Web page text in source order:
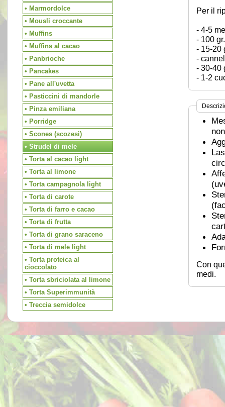
• Marmordolce
• Mousli croccante
• Muffins
• Muffins al cacao
• Panbrioche
• Pancakes
• Pane all'uvetta
• Pasticcini di mandorle
• Pinza emiliana
• Porridge
• Scones (scozesi)
• Strudel di mele
• Torta al cacao light
• Torta al limone
• Torta campagnola light
• Torta di carote
• Torta di farro e cacao
• Torta di frutta
• Torta di grano saraceno
• Torta di mele light
• Torta proteica al
cioccolato
• Torta sbriciolata al limone
• Torta Superimmunità
• Treccia semidolce
Per il
- 4-5
- 100
- 15-20
-
- 30-40
- 1-2
Con
medi.